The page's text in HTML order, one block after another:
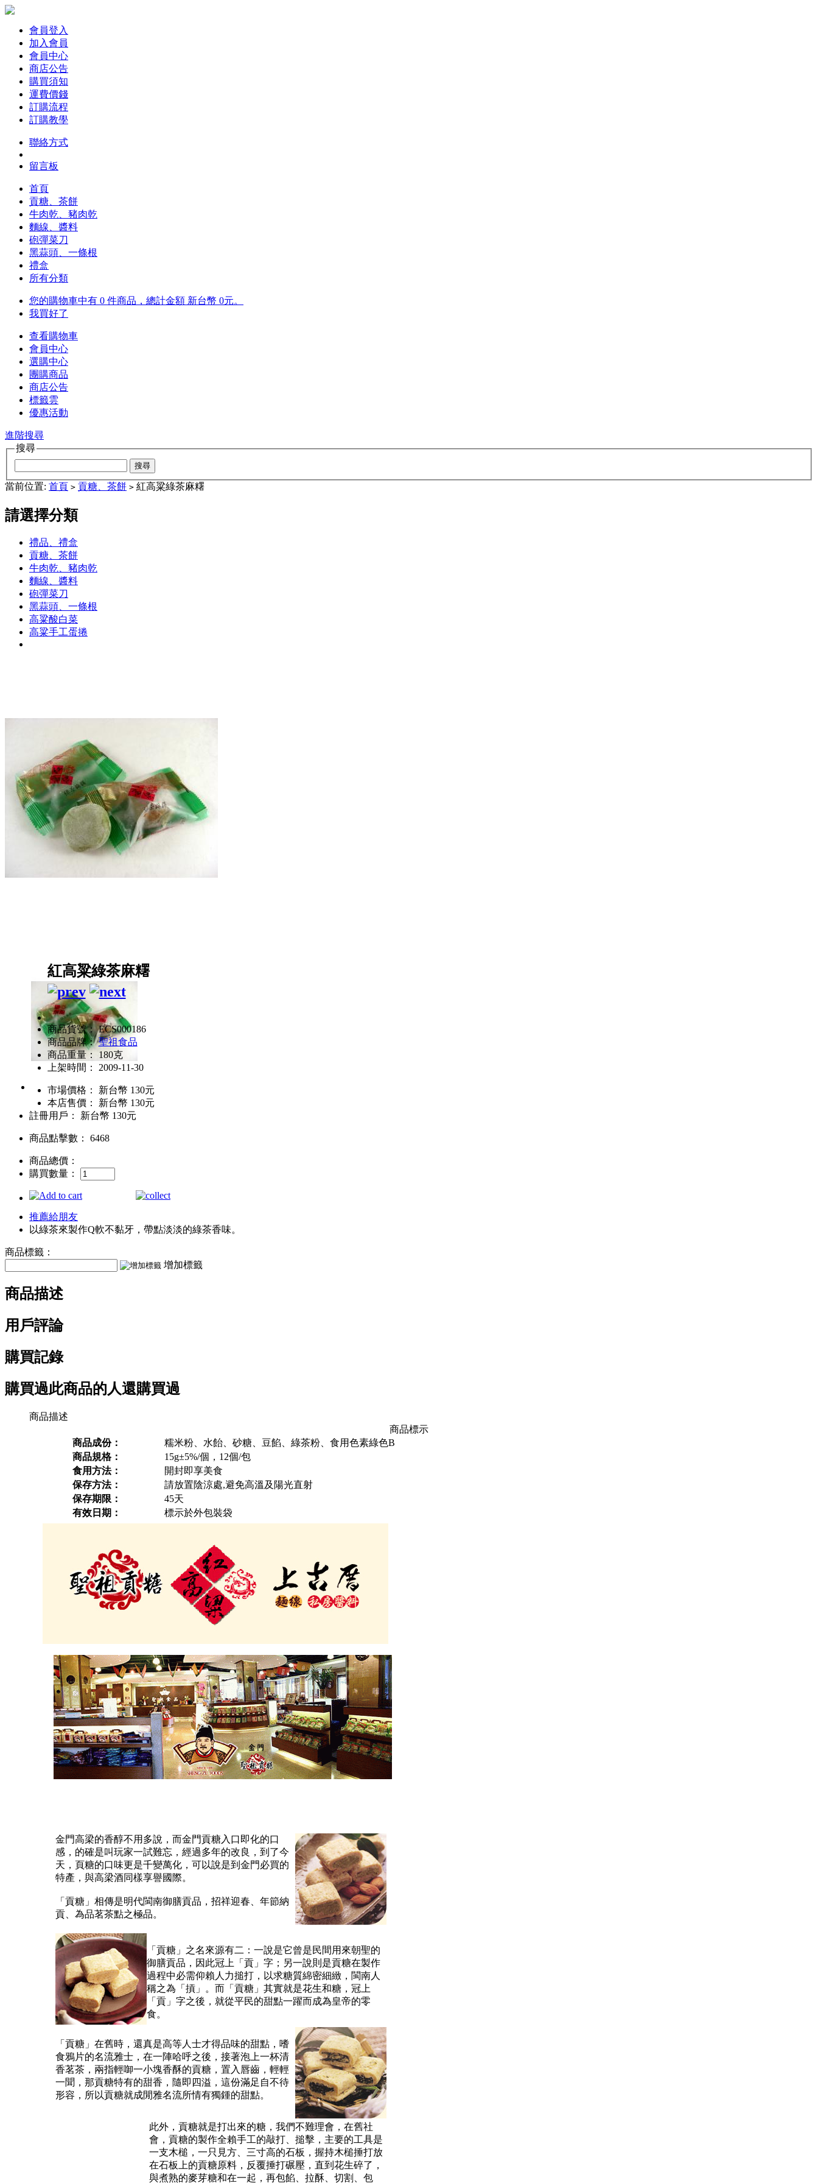
會員登入
加入會員
會員中心
商店公告
購買須知
運費價錢
訂購流程
訂購教學
聯絡方式
留言板
首頁
貢糖、茶餅
牛肉乾、豬肉乾
麵線、醬料
砲彈菜刀
黑蒜頭、一條根
禮盒
所有分類
您的購物車中有 0 件商品，總計金額 新台幣 0元。
我買好了
查看購物車
會員中心
選購中心
團購商品
商店公告
標籤雲
優惠活動
進階搜尋
搜尋
當前位置: 首頁 > 貢糖、茶餅 > 紅高粱綠茶麻糬
請選擇分類
禮品、禮盒
貢糖、茶餅
牛肉乾、豬肉乾
麵線、醬料
砲彈菜刀
黑蒜頭、一條根
高粱酸白菜
高粱手工蛋捲
紅高粱綠茶麻糬
商品貨號： ECS000186
商品品牌：聖祖食品
商品重量： 180克
上架時間： 2009-11-30
市場價格： 新台幣 130元
本店售價： 新台幣 130元
註冊用戶： 新台幣 130元
商品點擊數： 6468
商品總價：
購買數量：
推薦給朋友
以綠茶來製作Q軟不黏牙，帶點淡淡的綠茶香味。
商品標籤：
增加標籤
商品描述
用戶評論
購買記錄
購買過此商品的人還購買過
商品描述
商品標示
商品成份：
糯米粉、水飴、砂糖、豆餡、綠茶粉、食用色素綠色B
商品規格：
15g±5%/個，12個/包
食用方法：
開封即享美食
保存方法：
請放置陰涼處,避免高溫及陽光直射
保存期限：
45天
有效日期：
標示於外包裝袋
金門高梁的香醇不用多說，而金門貢糖入口即化的口
感，的確是叫玩家一試難忘，經過多年的改良，到了今
天，頁糖的口味更是千變萬化，可以說是到金門必買的
特產，與高梁酒同樣享譽國際。
「貢糖」相傳是明代閩南御膳貢品，招祥迎春、年節納
貢、為品茗茶點之極品。
「貢糖」之名來源有二：一說是它曾是民間用來朝聖的
御膳貢品，因此冠上「貢」字；另一說則是貢糖在製作
過程中必需仰賴人力搥打，以求糖質綿密細緻，閩南人
稱之為「摃」。而「貢糖」其實就是花生和糖，冠上
「貢」字之後，就從平民的甜點一躍而成為皇帝的零
食。
「貢糖」在舊時，還真是高等人士才得品味的甜點，嗜
食鴉片的名流雅士，在一陣哈呼之後，接著泡上一杯清
香茗茶，兩指輕啣一小塊香酥的貢糖，置入唇齒，輕輕
一聞，那貢糖特有的甜香，隨即四溢，這份滿足自不待
形容，所以貢糖就成閒雅名流所情有獨鍾的甜點。
此外，貢糖就是打出來的糖，我們不難理會，在舊社
會，貢糖的製作全賴手工的敲打、搥擊，主要的工具是
一支木槌，一只見方、三寸高的石板，握持木槌捶打放
在石板上的貢糖原料，反覆捶打碾壓，直到花生碎了，
與煮熟的麥芽糖和在一起，再包餡、拉酥、切割、包